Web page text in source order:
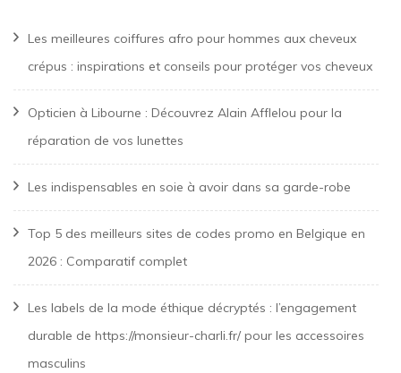
Les meilleures coiffures afro pour hommes aux cheveux
crépus : inspirations et conseils pour protéger vos cheveux
Opticien à Libourne : Découvrez Alain Afflelou pour la
réparation de vos lunettes
Les indispensables en soie à avoir dans sa garde-robe
Top 5 des meilleurs sites de codes promo en Belgique en
2026 : Comparatif complet
Les labels de la mode éthique décryptés : l’engagement
durable de https://monsieur-charli.fr/ pour les accessoires
masculins